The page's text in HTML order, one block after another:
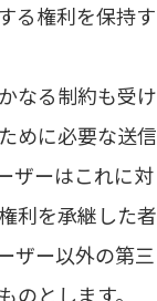
る権利を保持す
なる制約も受け
めに必要な送信
ザーはこれに対
利を承継した者
ザー以外の第三
とします。